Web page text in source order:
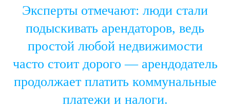
Эксперты отмечают: люди стали
подыскивать арендаторов, ведь
простой любой недвижимости
часто стоит дорого — арендодатель
продолжает платить коммунальные
платежи и налоги.